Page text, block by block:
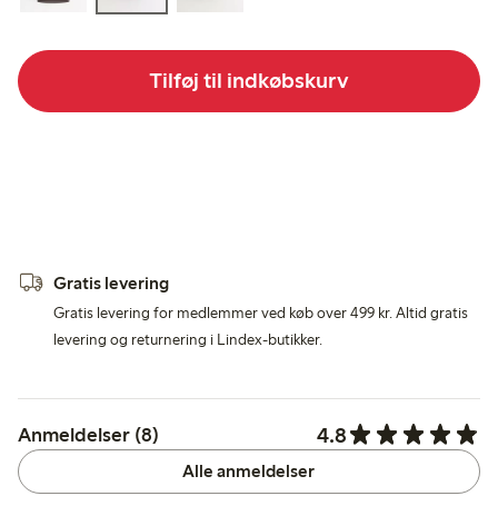
Tilføj til indkøbskurv
Gratis levering
Gratis levering for medlemmer ved køb over 499 kr. Altid gratis
levering og returnering i Lindex-butikker.
Anmeldelser (8) 4.8
Alle anmeldelser